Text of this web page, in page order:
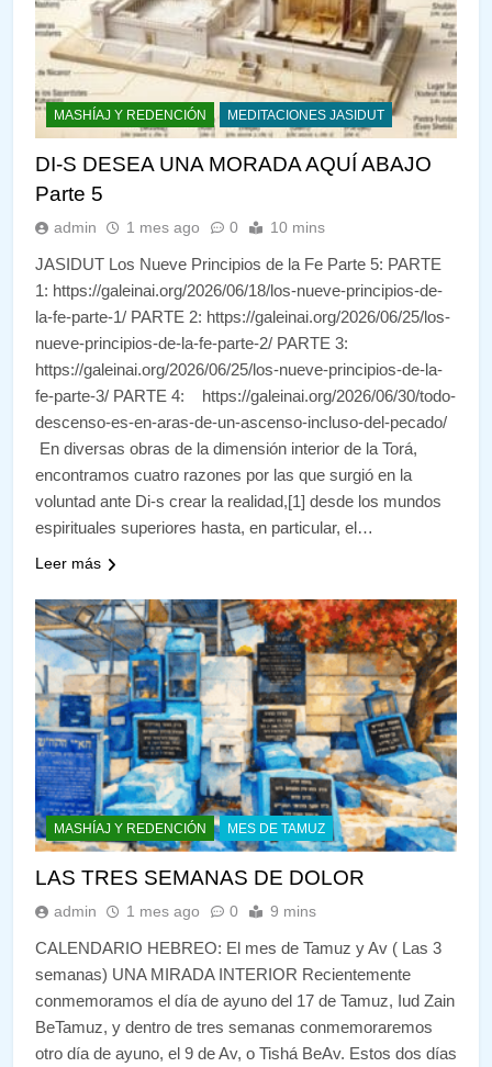
MASHÍAJ Y REDENCIÓN MEDITACIONES JASIDUT
DI-S DESEA UNA MORADA AQUÍ ABAJO
Parte 5
admin 1 mes ago 0 10 mins
JASIDUT Los Nueve Principios de la Fe Parte 5: PARTE
1: https://galeinai.org/2026/06/18/los-nueve-principios-de-
la-fe-parte-1/ PARTE 2: https://galeinai.org/2026/06/25/los-
nueve-principios-de-la-fe-parte-2/ PARTE 3:
https://galeinai.org/2026/06/25/los-nueve-principios-de-la-
fe-parte-3/ PARTE 4: https://galeinai.org/2026/06/30/todo-
descenso-es-en-aras-de-un-ascenso-incluso-del-pecado/
En diversas obras de la dimensión interior de la Torá,
encontramos cuatro razones por las que surgió en la
voluntad ante Di-s crear la realidad,[1] desde los mundos
espirituales superiores hasta, en particular, el…
Leer más
MASHÍAJ Y REDENCIÓN MES DE TAMUZ
LAS TRES SEMANAS DE DOLOR
admin 1 mes ago 0 9 mins
CALENDARIO HEBREO: El mes de Tamuz y Av ( Las 3
semanas) UNA MIRADA INTERIOR Recientemente
conmemoramos el día de ayuno del 17 de Tamuz, Iud Zain
BeTamuz, y dentro de tres semanas conmemoraremos
otro día de ayuno, el 9 de Av, o Tishá BeAv. Estos dos días